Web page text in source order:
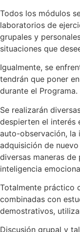
Todos los módulos
laboratorios de
grupales y
situaciones que
Igualmente, se
tendrán que poner
durante el Programa.
Se realizarán
despierten el interés
auto-observación, la
adquisición de
diversas maneras
inteligencia
Totalmente práctico
combinadas con
demostrativos,
Discusión grupal y